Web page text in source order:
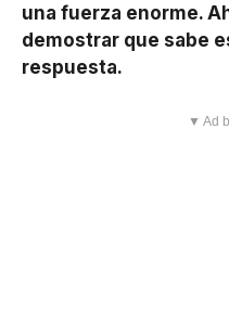
una fuerza enorme.
demostrar que sabe
respuesta.
▼ Ad